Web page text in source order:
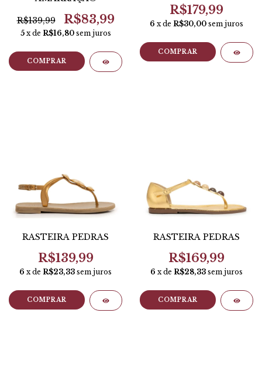
R$139,99 R$83,99
5 x de R$16,80 sem juros
COMPRAR
R$179,99
6 x de R$30,00 sem juros
COMPRAR
RASTEIRA PEDRAS
R$139,99
6 x de R$23,33 sem juros
COMPRAR
RASTEIRA PEDRAS
R$169,99
6 x de R$28,33 sem juros
COMPRAR